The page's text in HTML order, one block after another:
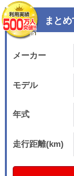
まと
メーカー
モデル
年式
走行距離(km)